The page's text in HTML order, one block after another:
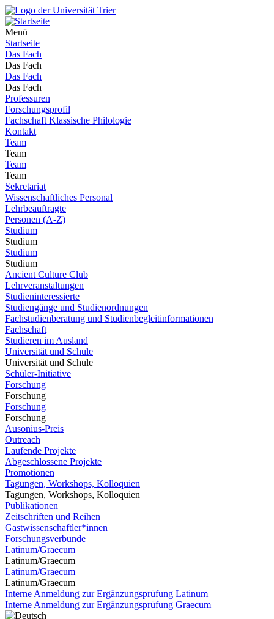
Menü
Startseite
Das Fach
Das Fach
Das Fach
Das Fach
Professuren
Forschungsprofil
Fachschaft Klassische Philologie
Kontakt
Team
Team
Team
Team
Sekretariat
Wissenschaftliches Personal
Lehrbeauftragte
Personen (A-Z)
Studium
Studium
Studium
Studium
Ancient Culture Club
Lehrveranstaltungen
Studieninteressierte
Studiengänge und Studienordnungen
Fachstudienberatung und Studienbegleitinformationen
Fachschaft
Studieren im Ausland
Universität und Schule
Universität und Schule
Schüler-Initiative
Forschung
Forschung
Forschung
Forschung
Ausonius-Preis
Outreach
Laufende Projekte
Abgeschlossene Projekte
Promotionen
Tagungen, Workshops, Kolloquien
Tagungen, Workshops, Kolloquien
Publikationen
Zeitschriften und Reihen
Gastwissenschaftler*innen
Forschungsverbunde
Latinum/Graecum
Latinum/Graecum
Latinum/Graecum
Latinum/Graecum
Interne Anmeldung zur Ergänzungsprüfung Latinum
Interne Anmeldung zur Ergänzungsprüfung Graecum